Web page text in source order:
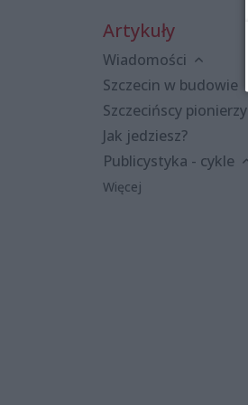
Artykuły
Wiadomości
Szczecin w budowie
Szczecińscy pionierzy
Jak jedziesz?
Publicystyka - cykle
Więcej